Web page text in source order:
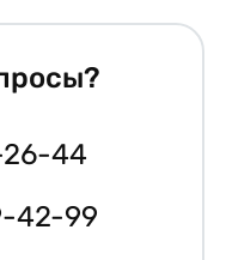
44
42-99